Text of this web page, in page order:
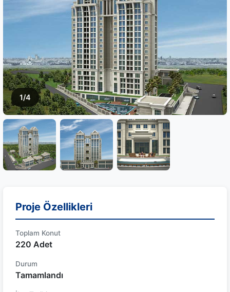
1/4
Proje Özellikleri
Toplam Konut
220 Adet
Durum
Tamamlandı